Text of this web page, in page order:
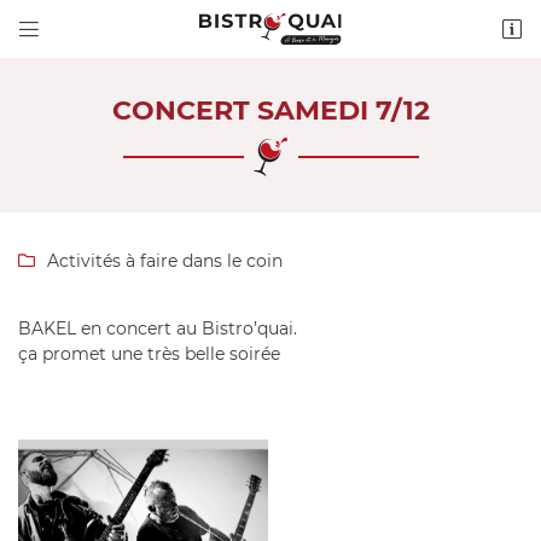
 
02 36 54 16 74

 Recopier le code ci-contre
Rafraîchir le captcha
CONCERT SAMEDI 7/12
 Activités à faire dans le coin
BAKEL en concert au Bistro’quai.
ça promet une très belle soirée